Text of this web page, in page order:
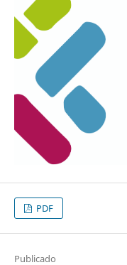
PDF
Publicado